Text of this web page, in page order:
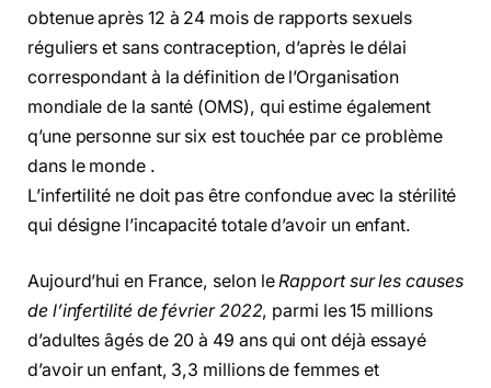
obtenue après 12 à 24 mois de rapports sexuels
réguliers et sans contraception, d’après le délai
correspondant à la définition de l’Organisation
mondiale de la santé (OMS), qui estime également
q’une personne sur six est touchée par ce problème
dans le monde .
L’infertilité ne doit pas être confondue avec la stérilité
qui désigne l’incapacité totale d’avoir un enfant.
Aujourd’hui en France, selon leRapport sur les causes
de l’infertilité de février 2022, parmi les 15 millions
d’adultes âgés de 20 à 49 ans qui ont déjà essayé
d’avoir un enfant, 3,3 millions de femmes et